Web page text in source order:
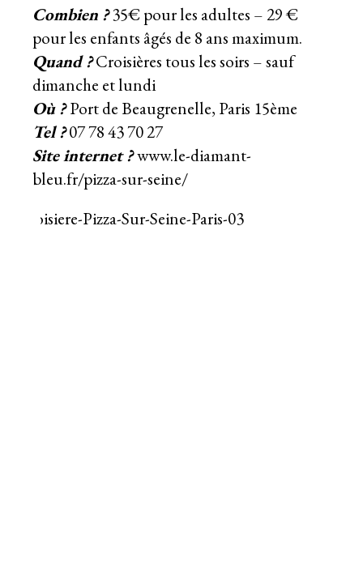
Combien ?35€ pour les adultes – 29 €
pour les enfants âgés de 8 ans maximum.
Quand ?Croisières tous les soirs – sauf
dimanche et lundi
Où ?Port de Beaugrenelle, Paris 15ème
Tel ?07 78 43 70 27
Site internet ?www.le-diamant-
bleu.fr/pizza-sur-seine/